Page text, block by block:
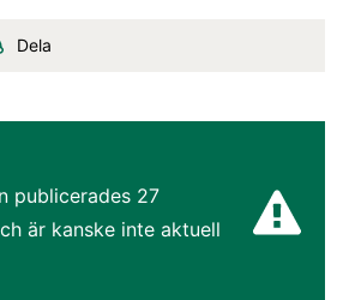
Dela
publicerades 27
är kanske inte aktuell